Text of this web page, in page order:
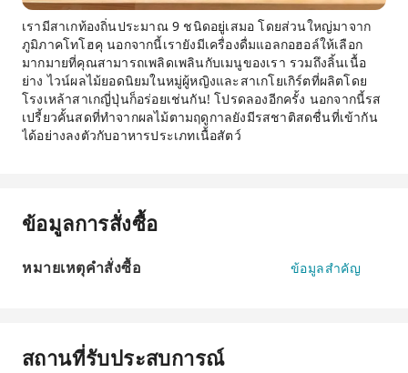
เรามีสาเกท้องถิ่นประมาณ 9 ชนิดอยู่เสมอ โดยส่วนใหญ่มาจาก
ภูมิภาคโทโฮคุ นอกจากนี้เรายังมีเครื่องดื่มแอลกอฮอล์ให้เลือก
มากมายที่คุณสามารถเพลิดเพลินกับเมนูของเรา รวมถึงลิ้นเนื้อ
ย่าง ไวน์ผลไม้ยอดนิยมในหมู่ผู้หญิงและสาเกโยเกิร์ตที่ผลิตโดย
โรงเหล้าสาเกญี่ปุ่นก็อร่อยเช่นกัน! โปรดลองอีกครั้ง นอกจากนี้รส
เปรี้ยวคั้นสดที่ทำจากผลไม้ตามฤดูกาลยังมีรสชาติสดชื่นที่เข้ากัน
ได้อย่างลงตัวกับอาหารประเภทเนื้อสัตว์
ข้อมูลการสั่งซื้อ
หมายเหตุคำสั่งซื้อ ข้อมูลสำคัญ
สถานที่รับประสบการณ์